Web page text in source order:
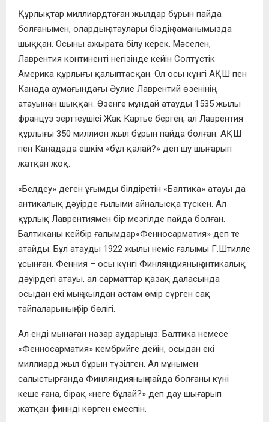
Құрлықтар миллиардтаған жылдар бұрын пайда
болғанымен, олардың атаулары біздің заманымызда
шыққан. Осыны ажырата білу керек. Мәселен,
Лаврентия континенті негізінде кейін Солтүстік
Америка құрлығы қалыптасқан. Ол осы күнгі АҚШ пен
Канада аумағындағы Әулие Лаврентий өзенінің
атауынан шыққан. Өзенге мұндай атауды 1535 жылы
француз зерттеушісі Жак Картье берген, ал Лаврентия
құрлығы 350 миллион жыл бұрын пайда болған. АҚШ
пен Канадада ешкім «бұл қалай?» деп шу шығарып
жатқан жоқ.
«Белдеу» деген ұғымды білдіретін «Балтика» атауы да
антикалық дәуірде ғылыми айналысқа түскен. Ал
құрлық Лаврентиямен бір мезгілде пайда болған.
Балтиканы кейбір ғалымдар«Фенносарматия» деп те
атайды. Бұл атауды 1922 жылы неміс ғалымы Г.Штилле
ұсынған. Фенния – осы күнгі Финляндияның антикалық
дәуірдегі атауы, ал сарматтар қазақ даласында
осыдан екі мың жылдан астам өмір сүрген сақ
тайпаларының бір бөлігі.
Ал енді мынаған назар аударыңыз: Балтика немесе
«Фенносарматия» кембрийге дейін, осыдан екі
миллиард жыл бұрын түзілген. Ал мұнымен
салыстырғанда Финляндияның пайда болғаны күні
кеше ғана, бірақ «неге бұлай?» деп дау шығарып
жатқан финнді көрген емеспін.